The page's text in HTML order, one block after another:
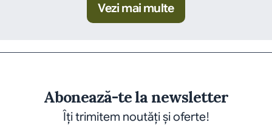
Vezi mai multe
Abonează-te la newsletter
Îți trimitem noutăți și oferte!